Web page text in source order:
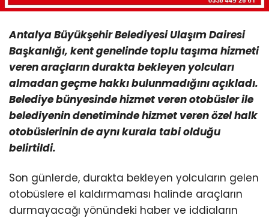
Antalya Büyükşehir Belediyesi Ulaşım Dairesi
Başkanlığı, kent genelinde toplu taşıma hizmeti
veren araçların durakta bekleyen yolcuları
almadan geçme hakkı bulunmadığını açıkladı.
Belediye bünyesinde hizmet veren otobüsler ile
belediyenin denetiminde hizmet veren özel halk
otobüslerinin de aynı kurala tabi olduğu
belirtildi.
Son günlerde, durakta bekleyen yolcuların gelen
otobüslere el kaldırmaması halinde araçların
durmayacağı yönündeki haber ve iddiaların